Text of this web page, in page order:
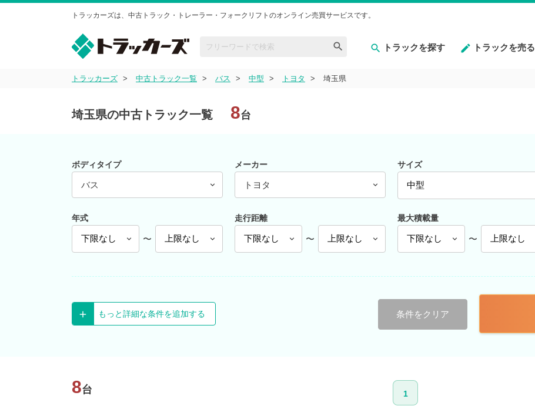
トラッカーズは、中古トラック・トレーラー・フォークリフトのオンライン売買サービスです。
トラックを探す トラックを売る
トラッカーズ 中古トラック一覧 バス 中型 トヨタ 埼玉県
埼玉県の中古トラック一覧 8台
ボディタイプ
バス
メーカー
トヨタ
サイズ
年式
〜
走行距離
〜
最大積載量
〜
もっと詳細な条件を追加する 条件をクリア
8台 1